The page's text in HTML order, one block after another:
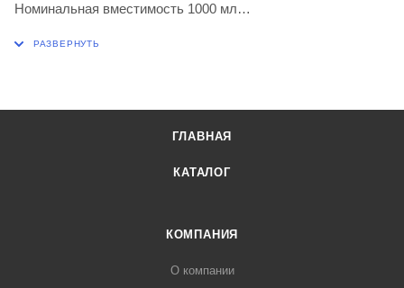
Номинальная вместимость 1000 мл
ГЛАВНАЯ
КАТАЛОГ
КОМПАНИЯ
О компании